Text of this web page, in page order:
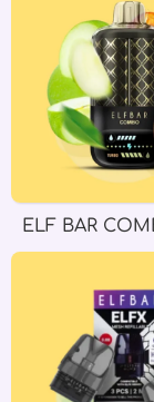
ELF BAR